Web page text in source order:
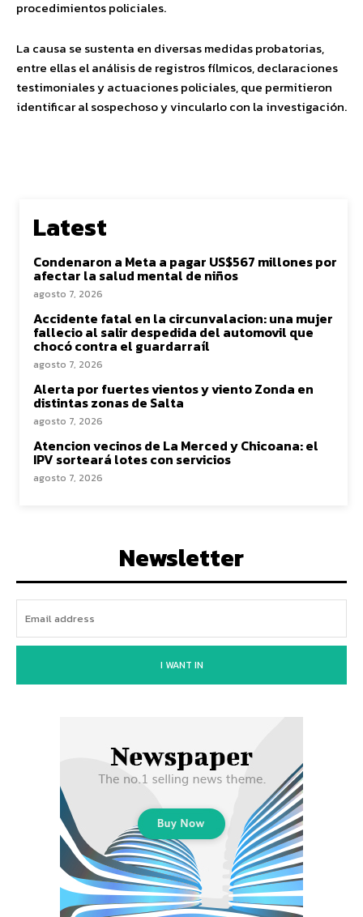
procedimientos policiales.
La causa se sustenta en diversas medidas probatorias,
entre ellas el análisis de registros fílmicos, declaraciones
testimoniales y actuaciones policiales, que permitieron
identificar al sospechoso y vincularlo con la investigación.
Latest
Condenaron a Meta a pagar US$567 millones por
afectar la salud mental de niños
agosto 7, 2026
Accidente fatal en la circunvalacion: una mujer
fallecio al salir despedida del automovil que
chocó contra el guardarraíl
agosto 7, 2026
Alerta por fuertes vientos y viento Zonda en
distintas zonas de Salta
agosto 7, 2026
Atencion vecinos de La Merced y Chicoana: el
IPV sorteará lotes con servicios
agosto 7, 2026
Newsletter
I WANT IN